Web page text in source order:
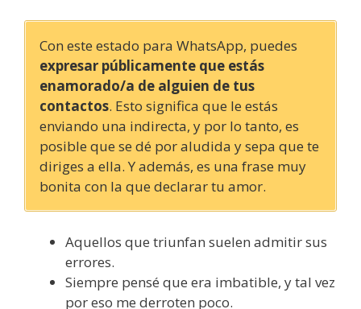
Con este estado para WhatsApp, puedes
expresar públicamente que estás
enamorado/a de alguien de tus
contactos. Esto significa que le estás
enviando una indirecta, y por lo tanto, es
posible que se dé por aludida y sepa que te
diriges a ella. Y además, es una frase muy
bonita con la que declarar tu amor.
Aquellos que triunfan suelen admitir sus
errores.
Siempre pensé que era imbatible, y tal vez
por eso me derroten poco.